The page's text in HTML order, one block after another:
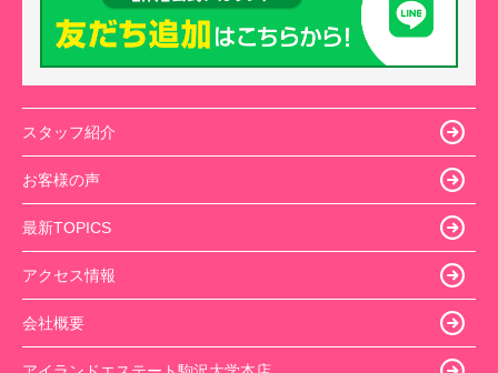
スタッフ紹介
お客様の声
最新TOPICS
アクセス情報
会社概要